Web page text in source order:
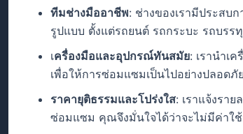
ทีมช่างมืออาชีพ: ช่างของเรามีประสบ
รูปแบบ ตั้งแต่รถยนต์ รถกระบะ รถบรร
เครื่องมือและอุปกรณ์ทันสมัย: เรานำเ
เพื่อให้การซ่อมแซมเป็นไปอย่างปลอด
ราคายุติธรรมและโปร่งใส: เราแจ้งรา
ซ่อมแซม คุณจึงมั่นใจได้ว่าจะไม่มีค่าใช้